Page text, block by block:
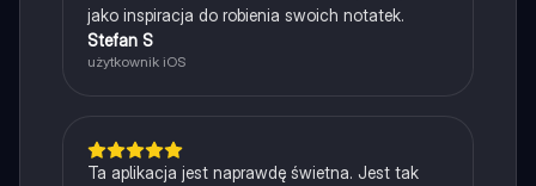
jako inspiracja do robienia swoich notatek.
Stefan S
użytkownik iOS
Ta aplikacja jest naprawdę świetna. Jest tak